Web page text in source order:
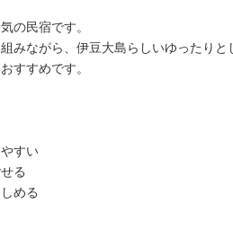
の民宿です。
みながら、伊豆大島らしいゆったりと
すすめです。
すい
る
める